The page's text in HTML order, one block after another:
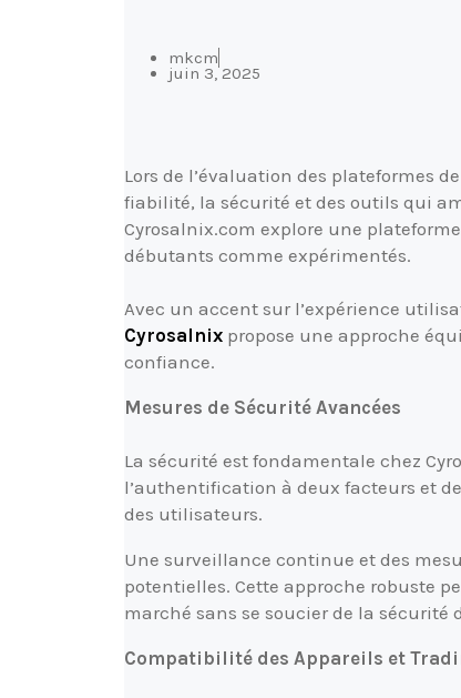
mkcm
juin 3, 2025
Lors de l’évaluation des plateformes
fiabilité, la sécurité et des outils qui
Cyrosalnix.com explore une
débutants comme expérimentés.
Avec un accent sur l’expérience
Cyrosalnix propose une approche
confiance.
Mesures de Sécurité Avancées
La sécurité est fondamentale chez
l’authentification à deux facteurs et
des utilisateurs.
Une surveillance continue et des
potentielles. Cette approche robuste
marché sans se soucier de la sécurité
Compatibilité des Appareils et